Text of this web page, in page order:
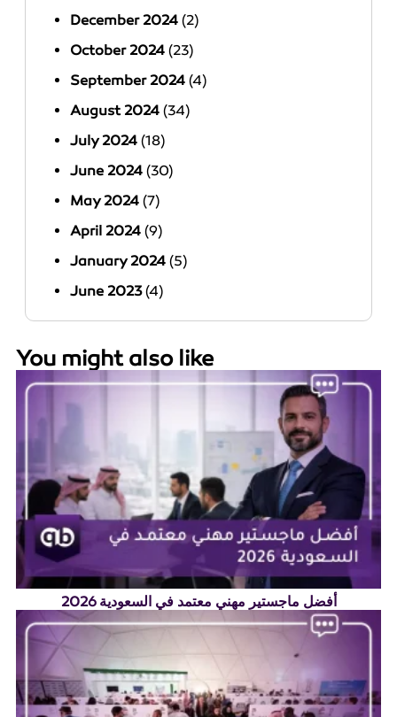
December 2024 (2)
October 2024 (23)
September 2024 (4)
August 2024 (34)
July 2024 (18)
June 2024 (30)
May 2024 (7)
April 2024 (9)
January 2024 (5)
June 2023(4)
You might also like
أفضل ماجستير مهني معتمد في السعودية 2026